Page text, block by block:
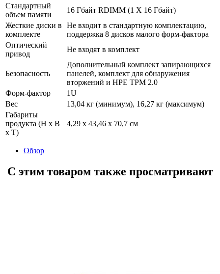
Стандартный
объем памяти
16 Гбайт RDIMM (1 X 16 Гбайт)
Жесткие диски в
комплекте
Не входит в стандартную комплектацию,
поддержка 8 дисков малого форм-фактора
Оптический
привод
Не входят в комплект
Безопасность
Дополнительный комплект запирающихся
панелей, комплект для обнаружения
вторжений и HPE TPM 2.0
Форм-фактор
1U
Вес
13,04 кг (минимум), 16,27 кг (максимум)
Габариты
продукта (H x B
x T)
4,29 x 43,46 x 70,7 см
Обзор
С этим товаром также просматривают